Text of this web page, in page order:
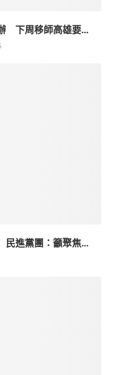
下周移師高雄要...
進黨團：籲聚焦...